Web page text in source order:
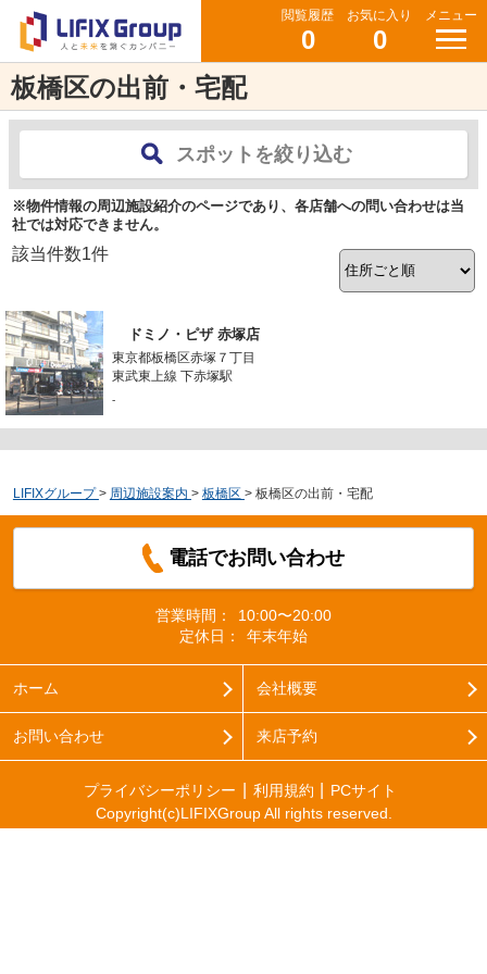
閲覧履歴
0
お気に入り
0
メニュー
板橋区の出前・宅配
スポットを絞り込む
※物件情報の周辺施設紹介のページであり、各店舗への問い合わせは当
社では対応できません。
該当件数1件
ドミノ・ピザ 赤塚店
東京都板橋区赤塚７丁目
東武東上線 下赤塚駅
-
LIFIXグループ > 周辺施設案内 > 板橋区 > 板橋区の出前・宅配
電話でお問い合わせ
営業時間：
10:00〜20:00
定休日：
年末年始
ホーム 会社概要
お問い合わせ 来店予約
プライバシーポリシー 利用規約
PCサイト
Copyright(c)LIFIXGroup All rights reserved.